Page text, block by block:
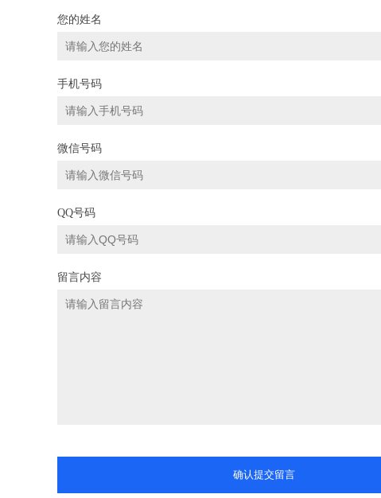
您的姓名
手机号码
微信号码
QQ号码
留言内容
确认提交留言